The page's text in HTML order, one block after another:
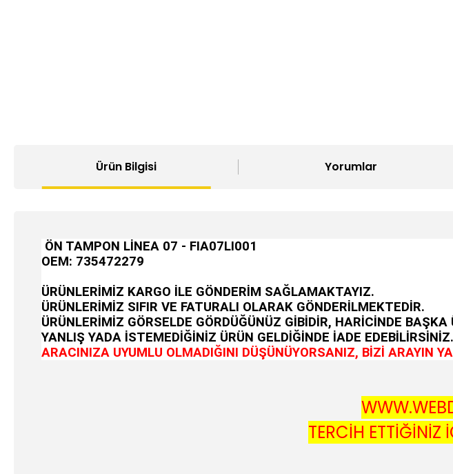
Ürün Bilgisi Yorumlar
ÖN TAMPON LİNEA 07 - FIA07LI001
OEM: 735472279
ÜRÜNLERİMİZ KARGO İLE GÖNDERİM SAĞLAMAKTAYIZ.
ÜRÜNLERİMİZ SIFIR VE FATURALI OLARAK GÖNDERİLMEKTEDİR.
ÜRÜNLERİMİZ GÖRSELDE GÖRDÜĞÜNÜZ GİBİDİR, HARİCİNDE BAŞKA
YANLIŞ YADA İSTEMEDİĞİNİZ ÜRÜN GELDİĞİNDE İADE EDEBİLİRSİNİZ.
ARACINIZA UYUMLU OLMADIĞINI DÜŞÜNÜYORSANIZ, BİZİ ARAYIN
TERCİH ETTİĞİNİZ